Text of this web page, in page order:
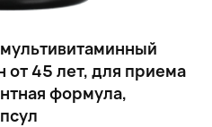
45 лет, для приема
формула,